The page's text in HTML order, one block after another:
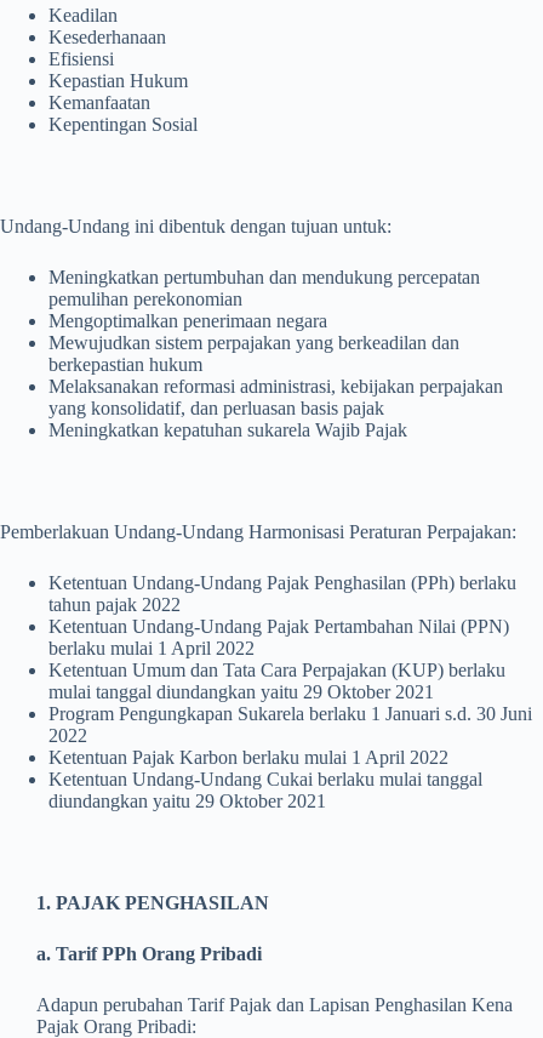
Keadilan
Kesederhanaan
Efisiensi
Kepastian Hukum
Kemanfaatan
Kepentingan Sosial
Undang-Undang ini dibentuk dengan tujuan untuk:
Meningkatkan pertumbuhan dan mendukung percepatan
pemulihan perekonomian
Mengoptimalkan penerimaan negara
Mewujudkan sistem perpajakan yang berkeadilan dan
berkepastian hukum
Melaksanakan reformasi administrasi, kebijakan perpajakan
yang konsolidatif, dan perluasan basis pajak
Meningkatkan kepatuhan sukarela Wajib Pajak
Pemberlakuan Undang-Undang Harmonisasi Peraturan Perpajakan:
Ketentuan Undang-Undang Pajak Penghasilan (PPh) berlaku
tahun pajak 2022
Ketentuan Undang-Undang Pajak Pertambahan Nilai (PPN)
berlaku mulai 1 April 2022
Ketentuan Umum dan Tata Cara Perpajakan (KUP) berlaku
mulai tanggal diundangkan yaitu 29 Oktober 2021
Program Pengungkapan Sukarela berlaku 1 Januari s.d. 30 Juni
2022
Ketentuan Pajak Karbon berlaku mulai 1 April 2022
Ketentuan Undang-Undang Cukai berlaku mulai tanggal
diundangkan yaitu 29 Oktober 2021
1. PAJAK PENGHASILAN
a. Tarif PPh Orang Pribadi
Adapun perubahan Tarif Pajak dan Lapisan Penghasilan Kena
Pajak Orang Pribadi: